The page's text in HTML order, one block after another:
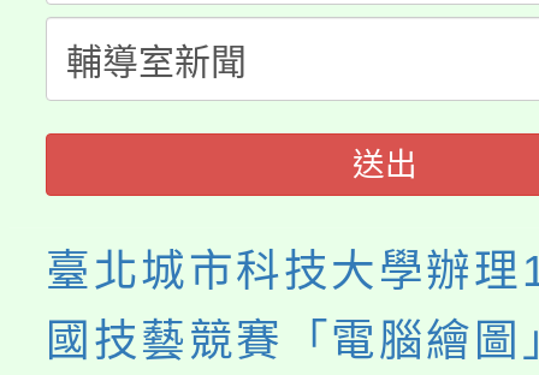
代理(課)教師甄選結果(
轉知中國文化大學推廣
《TA101》溝通分析基
程，歡迎學生輔導中心
系所師生報名參加。
送出
臺北城市科技大學辦
國技藝競賽「電腦繪圖